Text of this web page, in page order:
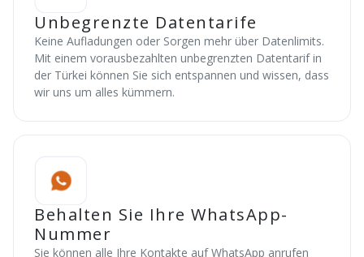
Unbegrenzte Datentarife
Keine Aufladungen oder Sorgen mehr über Datenlimits.
Mit einem vorausbezahlten unbegrenzten Datentarif in
der Türkei können Sie sich entspannen und wissen, dass
wir uns um alles kümmern.
Behalten Sie Ihre WhatsApp-
Nummer
Sie können alle Ihre Kontakte auf WhatsApp anrufen